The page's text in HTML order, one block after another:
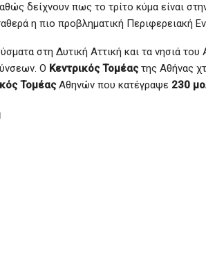
δείχνουν πως το τρίτο κύμα είναι
η πιο προβληματική Περιφερειακή
στη Δυτική Αττική και τα νησιά
Ο Κεντρικός Τομέας της Αθήνας
Τομέας Αθηνών που κατέγραψε 230